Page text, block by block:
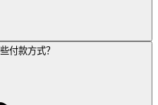
付款方式？